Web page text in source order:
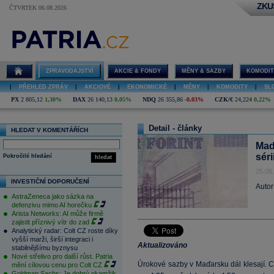
ČTVRTEK 06.08.2026
ZPRAVODAJSTVÍ AKCIE & FONDY MĚNY & SAZBY
PŘEHLED ZPRÁV AKCIOVÉ EKONOMICKÉ MĚNY KOMODITY
PX 2 805,12 1,30% DAX 26 140,13 0,05% NDQ 26 355,86 -0,03% CZK/€ 24,224 0,22%
HLEDAT V KOMENTÁŘÍCH
hledat
Pokročilé hledání
INVESTIČNÍ DOPORUČENÍ
AstraZeneca jako sázka na
defenzivu mimo AI horečku
Arista Networks: AI může firmě
zajistit příznivý vítr do zad
Analytický radar: Colt CZ roste díky
vyšší marži, širší integraci i
stabilnějšímu byznysu
Nové střelivo pro další růst. Patria
mění cílovou cenu pro Colt CZ
Detail - články
Aktualizováno
Úrokové sazby v Maďarsku dál klesají.